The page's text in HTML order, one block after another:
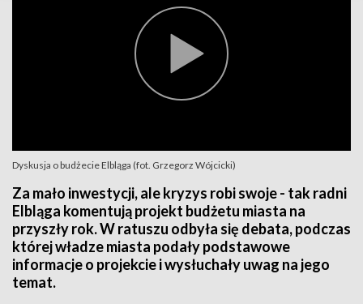
Dyskusja o budżecie Elbląga (fot. Grzegorz Wójcicki)
Za mało inwestycji, ale kryzys robi swoje - tak radni
Elbląga komentują projekt budżetu miasta na
przyszły rok. W ratuszu odbyła się debata, podczas
której władze miasta podały podstawowe
informacje o projekcie i wysłuchały uwag na jego
temat.